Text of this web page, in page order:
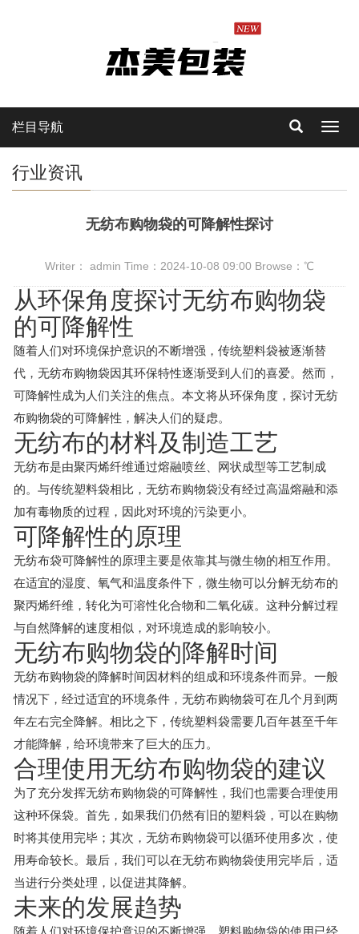
栏目导航
行业资讯
无纺布购物袋的可降解性探讨
Writer： admin Time：2024-10-08 09:00 Browse： ℃
从环保角度探讨无纺布购物袋
的可降解性
随着人们对环境保护意识的不断增强，传统塑料袋被逐渐替
代，无纺布购物袋因其环保特性逐渐受到人们的喜爱。然而，
可降解性成为人们关注的焦点。本文将从环保角度，探讨无纺
布购物袋的可降解性，解决人们的疑虑。
无纺布的材料及制造工艺
无纺布是由聚丙烯纤维通过熔融喷丝、网状成型等工艺制成
的。与传统塑料袋相比，无纺布购物袋没有经过高温熔融和添
加有毒物质的过程，因此对环境的污染更小。
可降解性的原理
无纺布袋可降解性的原理主要是依靠其与微生物的相互作用。
在适宜的湿度、氧气和温度条件下，微生物可以分解无纺布的
聚丙烯纤维，转化为可溶性化合物和二氧化碳。这种分解过程
与自然降解的速度相似，对环境造成的影响较小。
无纺布购物袋的降解时间
无纺布购物袋的降解时间因材料的组成和环境条件而异。一般
情况下，经过适宜的环境条件，无纺布购物袋可在几个月到两
年左右完全降解。相比之下，传统塑料袋需要几百年甚至千年
才能降解，给环境带来了巨大的压力。
合理使用无纺布购物袋的建议
为了充分发挥无纺布购物袋的可降解性，我们也需要合理使用
这种环保袋。首先，如果我们仍然有旧的塑料袋，可以在购物
时将其使用完毕；其次，无纺布购物袋可以循环使用多次，使
用寿命较长。最后，我们可以在无纺布购物袋使用完毕后，适
当进行分类处理，以促进其降解。
未来的发展趋势
随着人们对环境保护意识的不断增强，塑料购物袋的使用已经